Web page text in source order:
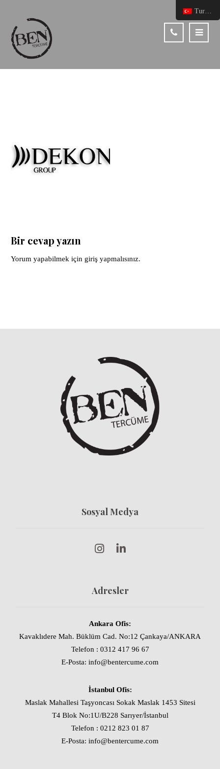
Bir cevap yazın
Yorum yapabilmek için giriş yapmalısınız.
Sosyal Medya
Adresler
Ankara Ofis:
Kavaklıdere Mah. Büklüm Cad. No:12 Çankaya/ANKARA
Telefon : 0312 417 96 67
E-Posta: info@bentercume.com
İstanbul Ofis:
Maslak Mahallesi Taşyoncası Sokak Maslak 1453 Sitesi
T4 Blok No:1U/B228 Sarıyer/İstanbul
Telefon : 0212 823 01 87
E-Posta: info@bentercume.com
Turkish